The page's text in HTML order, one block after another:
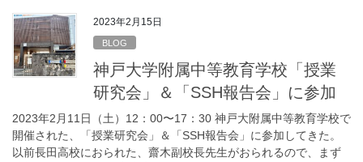
2023年2月15日
BLOG
神戸大学附属中等教育学校「授業
研究会」＆「SSH報告会」に参加
2023年2月11日（土）12：00〜17：30 神戸大附属中等教育学校で
開催された、「授業研究会」＆「SSH報告会」に参加してきた。
以前長田高校におられた、齋木副校長先生がおられるので、まず